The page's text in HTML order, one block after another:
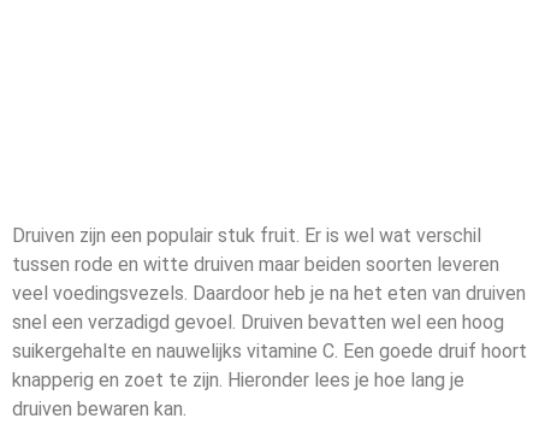
Druiven zijn een populair stuk fruit. Er is wel wat verschil
tussen rode en witte druiven maar beiden soorten leveren
veel voedingsvezels. Daardoor heb je na het eten van druiven
snel een verzadigd gevoel. Druiven bevatten wel een hoog
suikergehalte en nauwelijks vitamine C. Een goede druif hoort
knapperig en zoet te zijn. Hieronder lees je hoe lang je
druiven bewaren kan.